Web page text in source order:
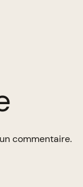
commentaire.